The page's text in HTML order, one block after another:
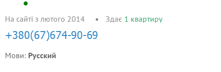
На сайті з лютого 2014 Здає 1 квартиру
Мови: Русский